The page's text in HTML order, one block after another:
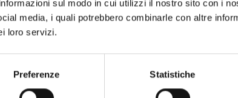
sul modo in cui utilizzi il nostro sito con i
media, i quali potrebbero combinarle con altre
loro servizi.
Preferenze Statistiche